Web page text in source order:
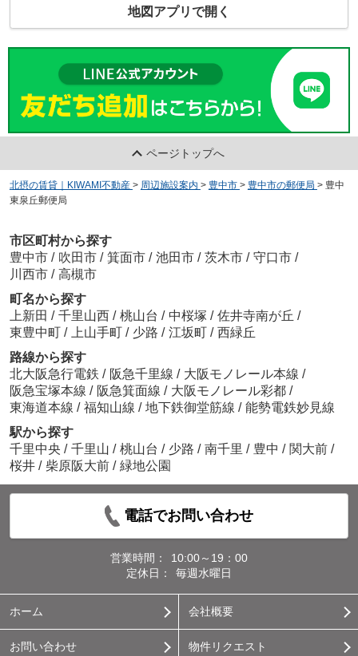
地図アプリで開く
ページトップへ
北摂の賃貸｜KIWAMI不動産 > 周辺施設案内 > 豊中市 > 豊中市の郵便局 > 豊中
東泉丘郵便局
市区町村から探す
豊中市 / 吹田市 / 箕面市 / 池田市 / 茨木市 / 守口市 /
川西市 / 高槻市
町名から探す
上新田 / 千里山西 / 桃山台 / 中桜塚 / 佐井寺南が丘 /
東豊中町 / 上山手町 / 少路 / 江坂町 / 西緑丘
路線から探す
北大阪急行電鉄 / 阪急千里線 / 大阪モノレール本線 /
阪急宝塚本線 / 阪急箕面線 / 大阪モノレール彩都 /
東海道本線 / 福知山線 / 地下鉄御堂筋線 / 能勢電鉄妙見線
駅から探す
千里中央 / 千里山 / 桃山台 / 少路 / 南千里 / 豊中 / 関大前 /
桜井 / 柴原阪大前 / 緑地公園
電話でお問い合わせ
営業時間：
10:00～19：00
定休日：
毎週水曜日
ホーム 会社概要
お問い合わせ 物件リクエスト